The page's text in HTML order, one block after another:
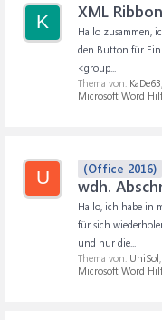
K XML Ribbon
Hallo zusammen,
den Button für
<group...
Thema von: KaDe63,
Microsoft Word
U (Office 2016)
wdh.
Hallo, ich habe in
für sich
und nur die...
Thema von: UniSol,
Microsoft Word